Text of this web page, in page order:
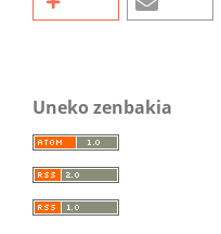
Uneko zenbakia